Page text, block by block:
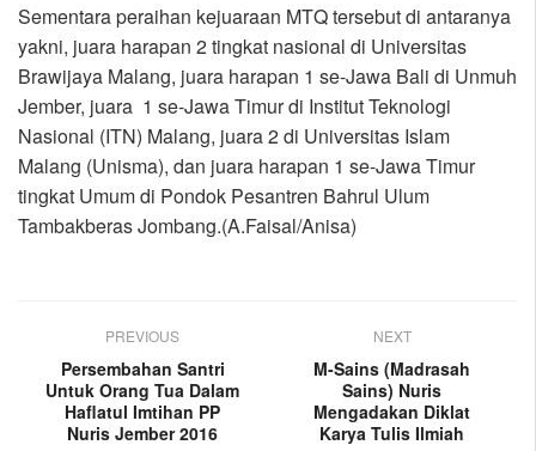
Sementara peraihan kejuaraan MTQ tersebut di antaranya
yakni, juara harapan 2 tingkat nasional di Universitas
Brawijaya Malang, juara harapan 1 se-Jawa Bali di Unmuh
Jember, juara 1 se-Jawa Timur di Institut Teknologi
Nasional (ITN) Malang, juara 2 di Universitas Islam
Malang (Unisma), dan juara harapan 1 se-Jawa Timur
tingkat Umum di Pondok Pesantren Bahrul Ulum
Tambakberas Jombang.(A.Faisal/Anisa)
PREVIOUS
Persembahan Santri
Untuk Orang Tua Dalam
Haflatul Imtihan PP
Nuris Jember 2016
NEXT
M-Sains (Madrasah
Sains) Nuris
Mengadakan Diklat
Karya Tulis Ilmiah